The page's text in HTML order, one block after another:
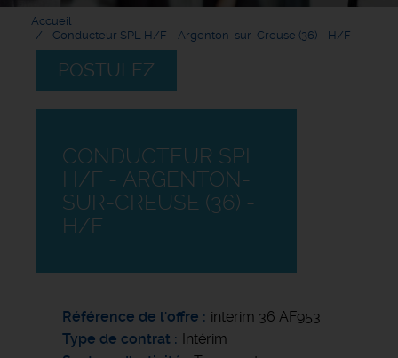
Accueil
Conducteur SPL H/F - Argenton-sur-Creuse (36) - H/F
POSTULEZ
CONDUCTEUR SPL
H/F - ARGENTON-
SUR-CREUSE (36) -
H/F
Référence de l'offre
interim 36 AF953
Type de contrat
Intérim